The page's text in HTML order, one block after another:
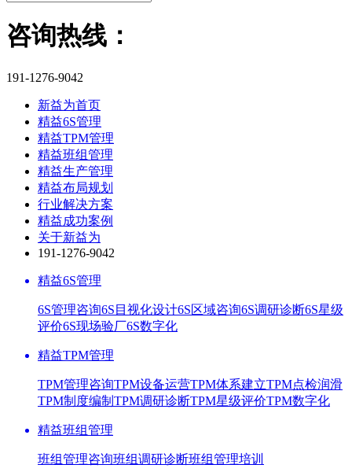
咨询热线：
191-1276-9042
新益为首页
精益6S管理
精益TPM管理
精益班组管理
精益生产管理
精益布局规划
行业解决方案
精益成功案例
关于新益为
191-1276-9042
精益6S管理
6S管理咨询6S目视化设计6S区域咨询6S调研诊断6S星级
评价6S现场验厂6S数字化
精益TPM管理
TPM管理咨询TPM设备运营TPM体系建立TPM点检润滑
TPM制度编制 TPM调研诊断TPM星级评价TPM数字化
精益班组管理
班组管理咨询班组调研诊断班组管理培训